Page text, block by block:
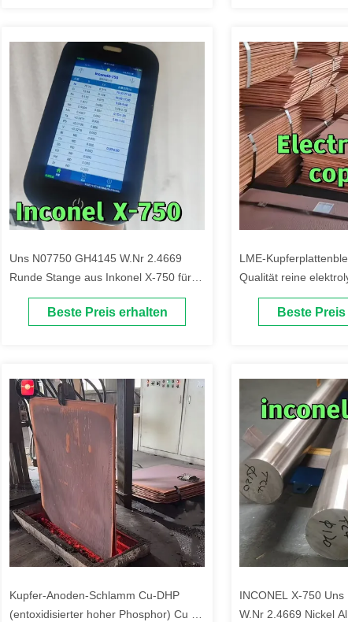
Uns N07750 GH4145 W.Nr 2.4669
Runde Stange aus Inkonel X-750 für
Hochleistungsmotorbefestigungsmittel
Beste Preis erhalten
LME-
Qualität reine
Kupferkathode 99,9
mm x 10 mm
Beste
Kupfer-Anoden-Schlamm Cu-DHP
(entoxidisierter hoher Phosphor) Cu ≥
INCONEL X-750
W.Nr 2.4669 Nickel